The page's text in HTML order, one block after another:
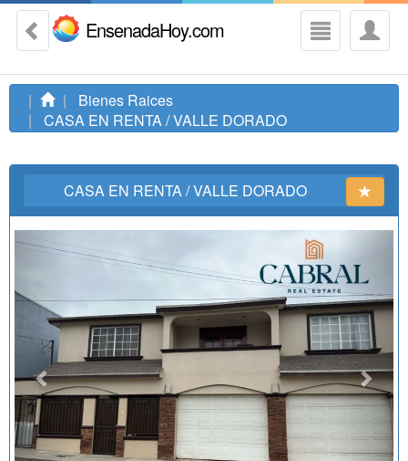
EnsenadaHoy.com
Bienes Raices
CASA EN RENTA / VALLE DORADO
CASA EN RENTA / VALLE DORADO
Previous